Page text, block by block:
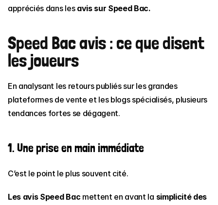
appréciés dans les avis sur Speed Bac.
Speed Bac avis : ce que disent
les joueurs
En analysant les retours publiés sur les grandes
plateformes de vente et les blogs spécialisés, plusieurs
tendances fortes se dégagent.
1. Une prise en main immédiate
C’est le point le plus souvent cité.
Les avis Speed Bac mettent en avant la simplicité des